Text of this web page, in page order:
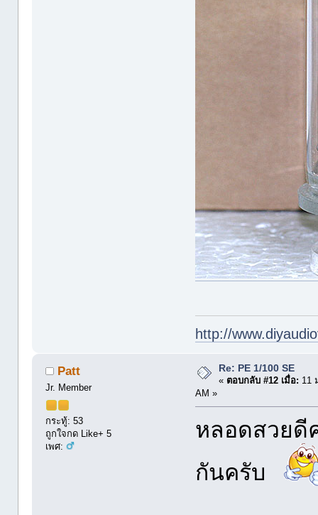
http://
Patt
Jr. Member
กระทู้: 53
ถูกใจกด Like+ 5
เพศ:
Re: PE 1/100 SE
« ตอบกลับ #12 เมื่อ: 11
AM »
หลอดสวยดี
กันครับ